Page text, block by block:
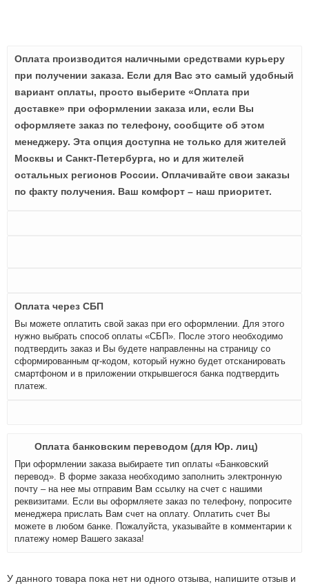
Оплата производится наличными средствами курьеру
при получении заказа. Если для Вас это самый удобный
вариант оплаты, просто выберите «Оплата при
доставке» при оформлении заказа или, если Вы
оформляете заказ по телефону, сообщите об этом
менеджеру. Эта опция доступна не только для жителей
Москвы и Санкт-Петербурга, но и для жителей
остальных регионов России. Оплачивайте свои заказы
по факту получения. Ваш комфорт – наш приоритет.
Оплата через СБП
Вы можете оплатить свой заказ при его оформлении. Для этого
нужно выбрать способ оплаты «СБП». После этого необходимо
подтвердить заказ и Вы будете направленны на страницу со
сформированным qr-кодом, который нужно будет отсканировать
смартфоном и в приложении открывшегося банка подтвердить
платеж.
Оплата банковским переводом (для Юр. лиц)
При оформлении заказа выбираете тип оплаты «Банковский
перевод». В форме заказа необходимо заполнить электронную
почту – на нее мы отправим Вам ссылку на счет с нашими
реквизитами. Если вы оформляете заказ по телефону, попросите
менеджера прислать Вам счет на оплату. Оплатить счет Вы
можете в любом банке. Пожалуйста, указывайте в комментарии к
платежу номер Вашего заказа!
У данного товара пока нет ни одного отзыва, напишите отзыв и